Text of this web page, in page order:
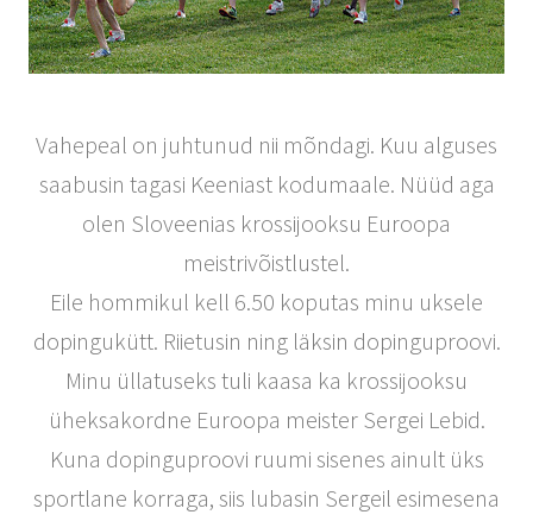
Vahepeal on juhtunud nii mõndagi. Kuu alguses
saabusin tagasi Keeniast kodumaale. Nüüd aga
olen Sloveenias krossijooksu Euroopa
meistrivõistlustel.
Eile hommikul kell 6.50 koputas minu uksele
dopingukütt. Riietusin ning läksin dopinguproovi.
Minu üllatuseks tuli kaasa ka krossijooksu
üheksakordne Euroopa meister Sergei Lebid.
Kuna dopinguproovi ruumi sisenes ainult üks
sportlane korraga, siis lubasin Sergeil esimesena